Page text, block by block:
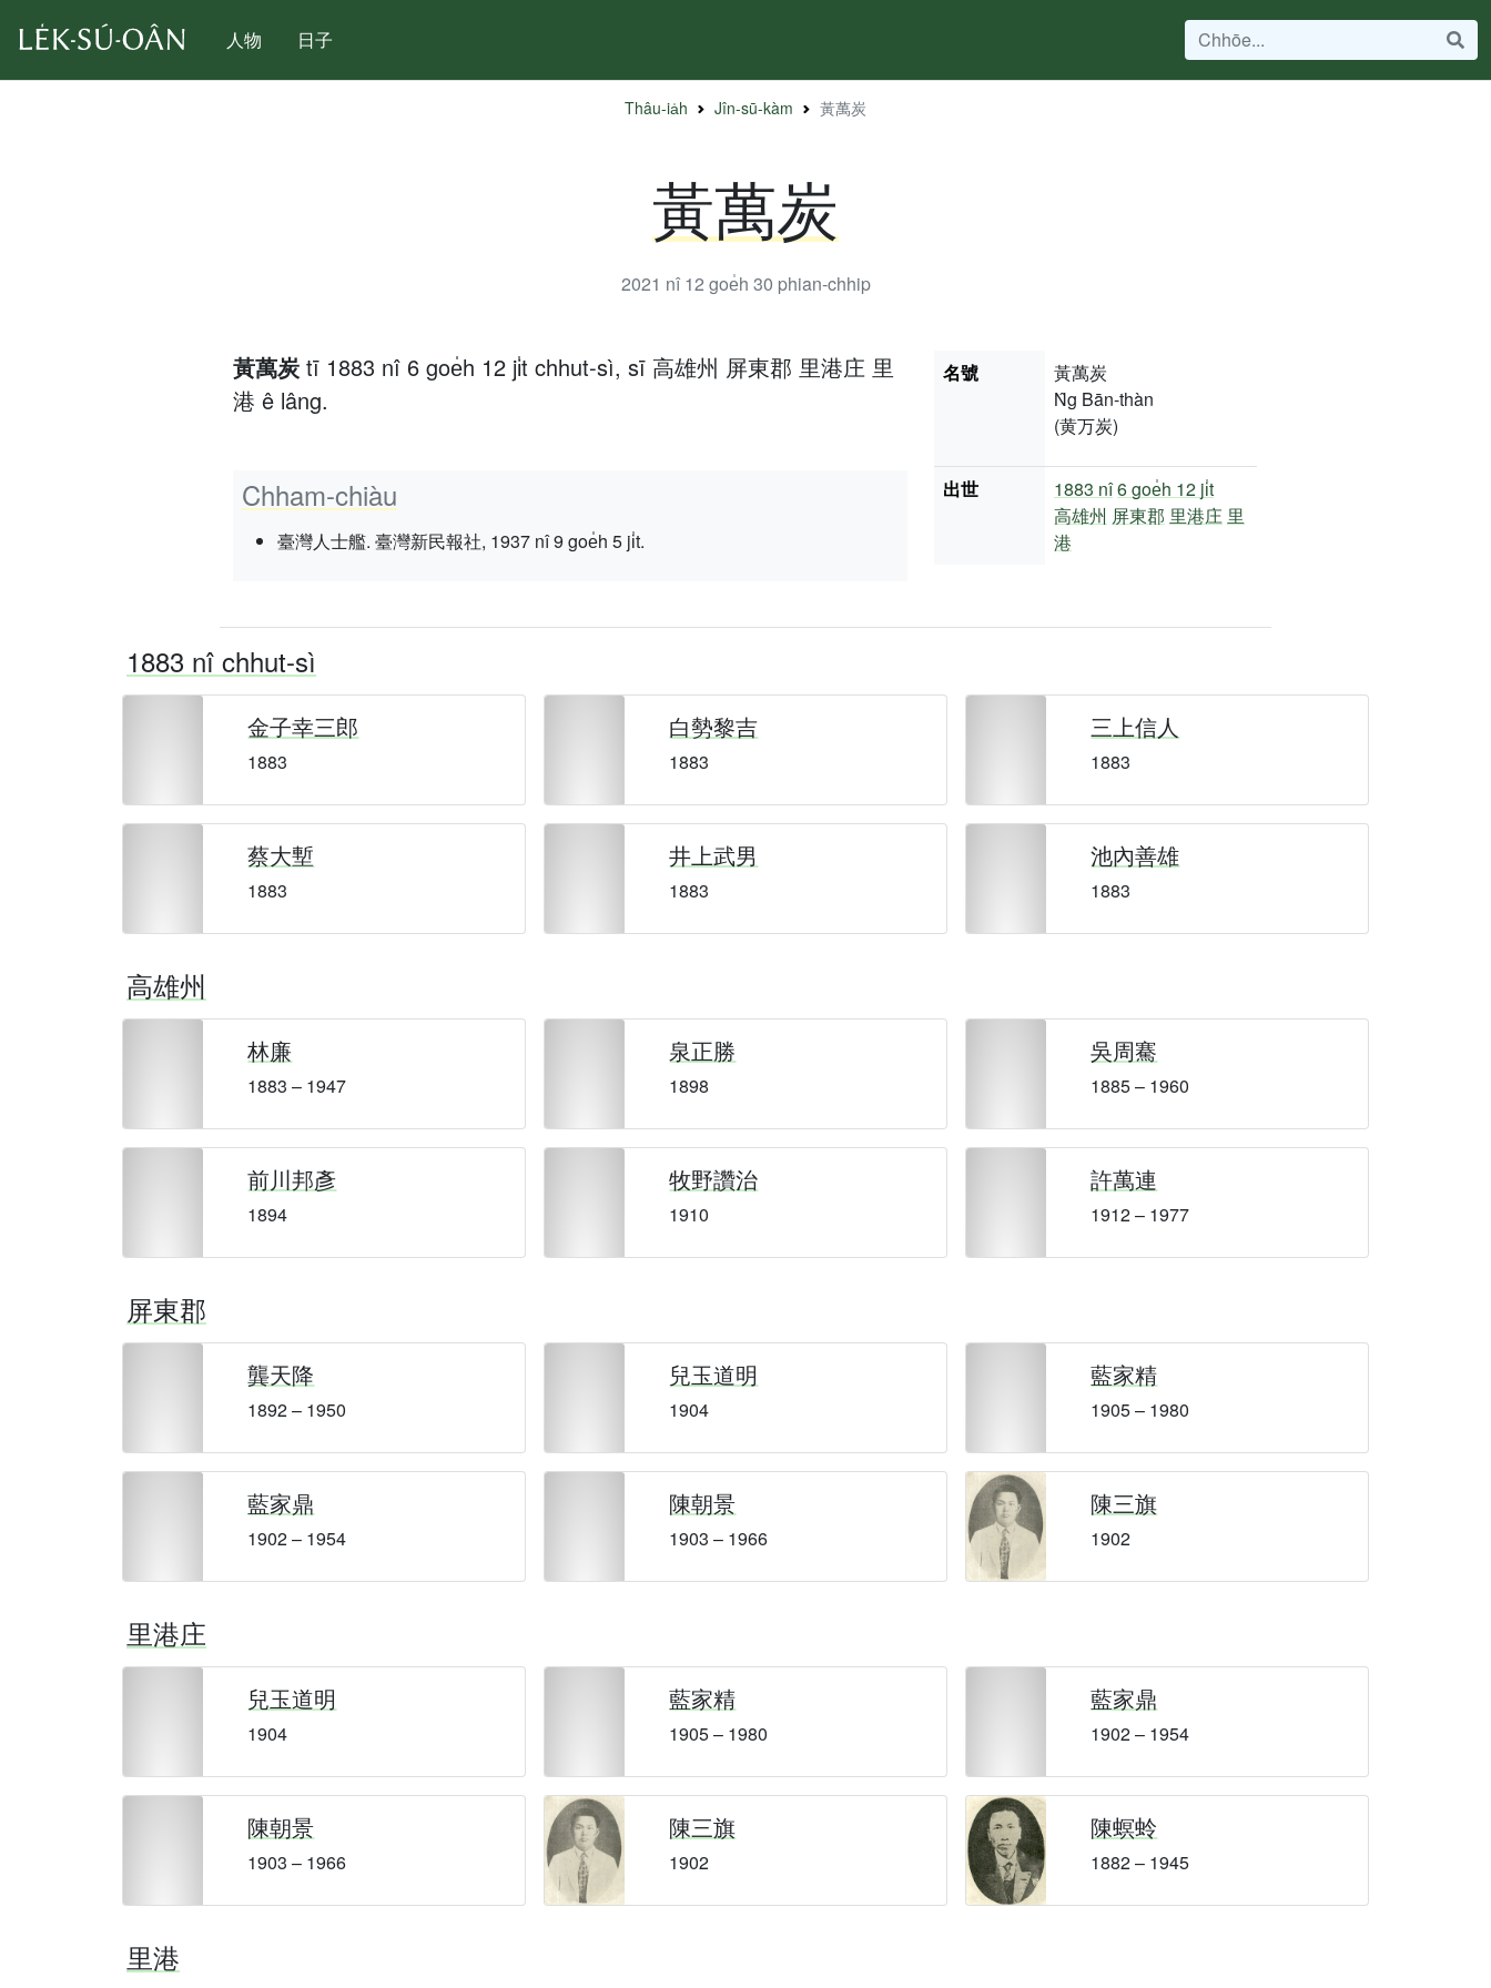
人物 日子
Thâu-ia̍h Jîn-sū-kàm 黃萬炭
黃萬炭
2021 nî 12 goe̍h 30 phian-chhip
黃萬炭 tī 1883 nî 6 goe̍h 12 ji̍t chhut-sì, sī 高雄州 屏東郡 里港庄 里
港 ê lâng.
Chham-chiàu
臺灣人士艦. 臺灣新民報社, 1937 nî 9 goe̍h 5 ji̍t.
名號
黃萬炭
N̂g Bān-thàn
(黄万炭)
出世 1883 nî6 goe̍h 12 ji̍t
高雄州 屏東郡 里港庄 里
港
1883 nî chhut-sì
金子幸三郎
1883
白勢黎吉
1883
三上信人
1883
蔡大塹
1883
井上武男
1883
池內善雄
1883
高雄州
林廉
1883 – 1947
泉正勝
1898
吳周騫
1885 – 1960
前川邦彥
1894
牧野讚治
1910
許萬連
1912 – 1977
屏東郡
龔天降
1892 – 1950
兒玉道明
1904
藍家精
1905 – 1980
藍家鼎
1902 – 1954
陳朝景
1903 – 1966
陳三旗
1902
里港庄
兒玉道明
1904
藍家精
1905 – 1980
藍家鼎
1902 – 1954
陳朝景
1903 – 1966
陳三旗
1902
陳螟蛉
1882 – 1945
里港